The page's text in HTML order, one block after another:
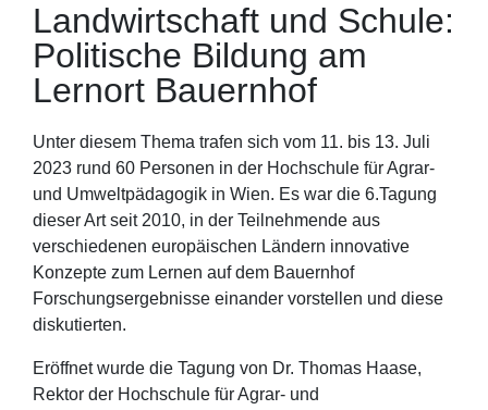
Landwirtschaft und Schule:
Politische Bildung am
Lernort Bauernhof
Unter diesem Thema trafen sich vom 11. bis 13. Juli
2023 rund 60 Personen in der Hochschule für Agrar-
und Umweltpädagogik in Wien. Es war die 6.Tagung
dieser Art seit 2010, in der Teilnehmende aus
verschiedenen europäischen Ländern innovative
Konzepte zum Lernen auf dem Bauernhof
Forschungsergebnisse einander vorstellen und diese
diskutierten.
Eröffnet wurde die Tagung von Dr. Thomas Haase,
Rektor der Hochschule für Agrar- und